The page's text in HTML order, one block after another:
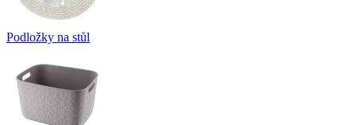
Podložky na stůl